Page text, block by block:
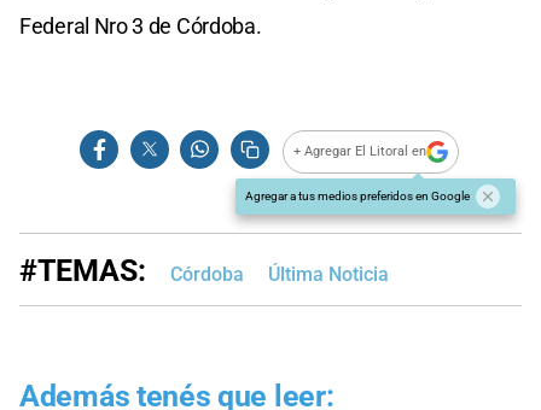
Federal Nro 3 de Córdoba.
+ Agregar El Litoral en
Agregar a tus medios preferidos en Google
#TEMAS: Córdoba Última Noticia
Además tenés que leer: